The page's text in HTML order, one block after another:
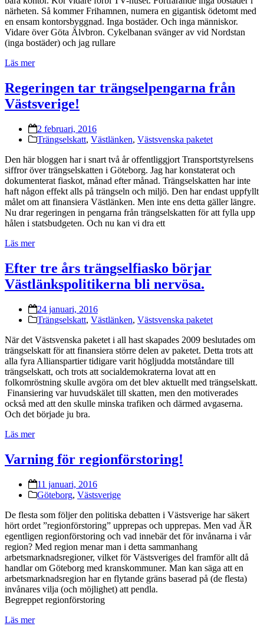
närheten. Så kommer Frihamnen, numera en gigantisk ödetomt med
en ensam kontorsbyggnad. Inga bostäder. Och inga människor.
Vidare över Göta Älvbron. Cykelbanan svänger av vid Nordstan
(inga bostäder) och jag rullare
Läs mer
Regeringen tar trängselpengarna från
Västsverige!
2 februari, 2016
Trängselskatt, Västlänken, Västsvenska paketet
Den här bloggen har i snart två år offentliggjort Transportstyrelsens
siffror över trängselskatten i Göteborg. Jag har konstaterat och
dokumenterat fiaskot, månad efter månad. Trängselskatten har inte
haft någon effekt alls på trängseln och miljö. Den har endast uppfyllt
målet om att finansiera Västlänken. Men inte ens detta gäller längre.
Nu drar regeringen in pengarna från trängselskatten för att fylla upp
hålen i statsbudgeten. Och nu kan vi dra ett
Läs mer
Efter tre års trängselfiasko börjar
Västlänkspolitikerna bli nervösa.
24 januari, 2016
Trängselskatt, Västlänken, Västsvenska paketet
När det Västsvenska paketet i all hast skapades 2009 beslutades om
trängselskatt för att finansiera större delen av paketet. Detta trots att
alla fyra Allianspartier tidigare varit högljudda motståndare till
trängselskatt, och trots att socialdemokraterna lovat att en
folkomröstning skulle avgöra om det blev aktuellt med trängselskatt.
Finansiering var huvudskälet till skatten, men den motiverades
också med att den skulle minska trafiken och därmed avgaserna.
Och det började ju bra.
Läs mer
Varning för regionförstoring!
11 januari, 2016
Göteborg, Västsverige
De flesta som följer den politiska debatten i Västsverige har säkert
hört ordet ”regionförstoring” upprepas och upprepas. Men vad ÄR
egentligen regionförstoring och vad innebär det för invånarna i vår
region? Med region menar man i detta sammanhang
arbetsmarknadsregioner, vilket för Västsveriges del framför allt då
handlar om Göteborg med kranskommuner. Man kan säga att en
arbetsmarknadsregion har en flytande gräns baserad på (de flesta)
invånares vilja (och möjlighet) att pendla.
Begreppet regionförstoring
Läs mer